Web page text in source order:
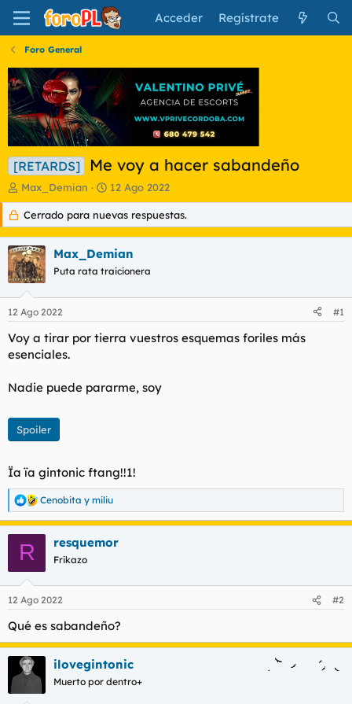
Acceder Regístrate
Foro General
[RETARDS] Me voy a hacer sabandeño
I
n
c
i
a
d
o
r
d
l
t
m
Max_Demian
F
e
c
h
d
e
n
i
12 Ago 2022
Cerrado para nuevas respuestas.
Max_Demian
Puta rata traicionera
12 Ago 2022 #1
Voy a tirar por tierra vuestros esquemas foriles más
esenciales.
Nadie puede pararme, soy
Spoiler
Ïa ïa gintonic ftang!!1!
R
e
a
e
:
Cenobita y miliu
R resquemor
Frikazo
12 Ago 2022 #2
Qué es sabandeño?
ilovegintonic
Muerto por dentro+